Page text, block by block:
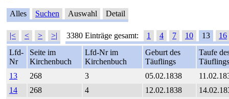
Alles Suchen Auswahl Detail
|< < > >| 3380 Einträge gesamt: 1 4 7 10 13
16
Lfd-
Nr
Seite im
Kirchenbuch
Lfd-Nr im
Kirchenbuch
Geburt des
Täuflings
Taufe
Täuflings
13
268 3 05.02.1838
14
268 4 12.02.1838